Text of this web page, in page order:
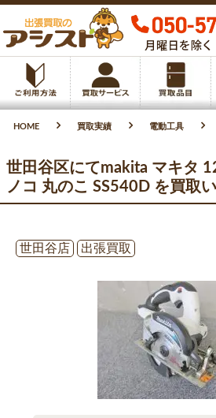
HOME 買取実績 電動工具
世田谷区にてmakita マキタ
ノコ 丸のこ SS540D を買取
世田谷店
出張買取